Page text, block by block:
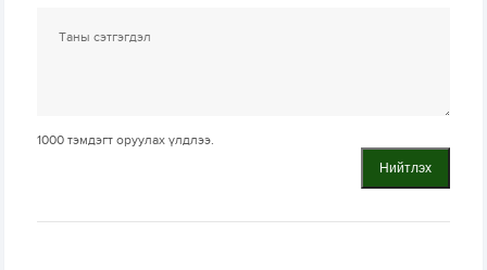
1000 тэмдэгт оруулах үлдлээ.
Нийтлэх